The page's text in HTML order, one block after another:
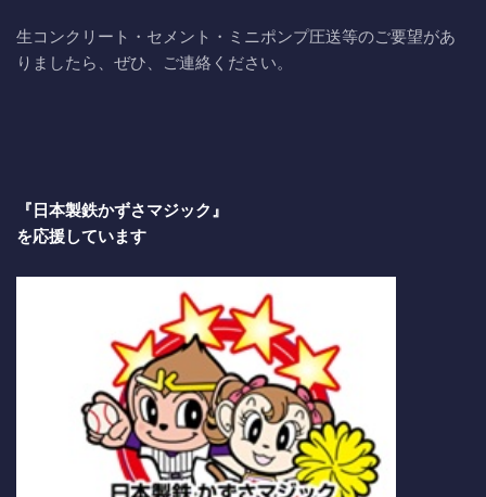
生コンクリート・セメント・ミニポンプ圧送等のご要望があ
りましたら、ぜひ、ご連絡ください。
『日本製鉄かずさマジック』
を応援しています